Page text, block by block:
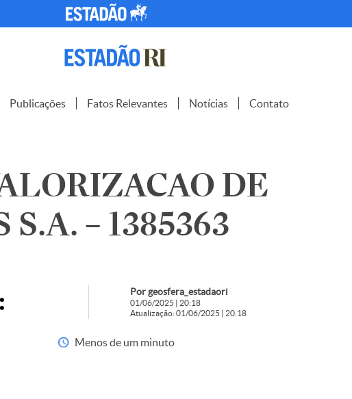
Publicações Fatos Relevantes Notícias Contato
DE
S.A. – 1385363
Por geosfera_estadaori
01/06/2025 | 20:18
Atualização: 01/06/2025 | 20:18
Menos de um minuto